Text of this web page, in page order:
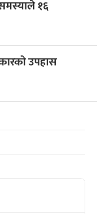
समस्याले १६
उपहास